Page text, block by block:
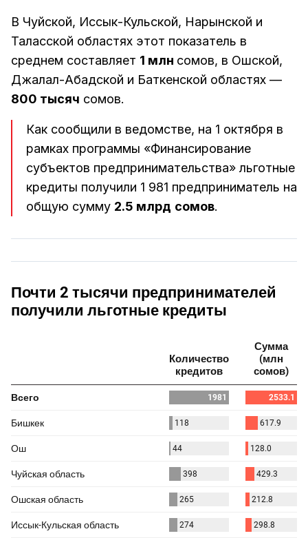
В Чуйской, Иссык-Кульской, Нарынской и
Таласской областях этот показатель в
среднем составляет 1 млн сомов, в Ошской,
Джалал-Абадской и Баткенской областях —
800 тысяч сомов.
Как сообщили в ведомстве, на 1 октября в
рамках программы «Финансирование
субъектов предпринимательства» льготные
кредиты получили 1 981 предприниматель на
общую сумму 2.5 млрд сомов.